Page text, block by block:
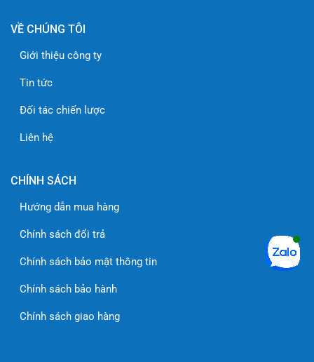
VỀ CHÚNG TÔI
Giới thiệu công ty
Tin tức
Đối tác chiến lược
Liên hệ
CHÍNH SÁCH
Hướng dẫn mua hàng
Chính sách đổi trả
Chính sách bảo mật thông tin
Chính sách bảo hành
Chính sách giao hàng